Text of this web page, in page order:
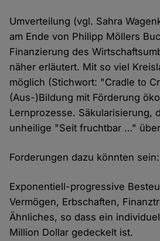
Umverteilung (vgl. Sahra
am Ende von Philipp Möllers
Finanzierung des
näher erläutert. Mit so viel
möglich (Stichwort: "Cradle to
(Aus-)Bildung mit Förderung
Lernprozesse. Säkularisierung,
unheilige "Seit fruchtbar …"
Forderungen dazu könnten sein:
Exponentiell-progressive
Vermögen, Erbschaften,
Ähnliches, so dass ein
Million Dollar gedeckelt ist.